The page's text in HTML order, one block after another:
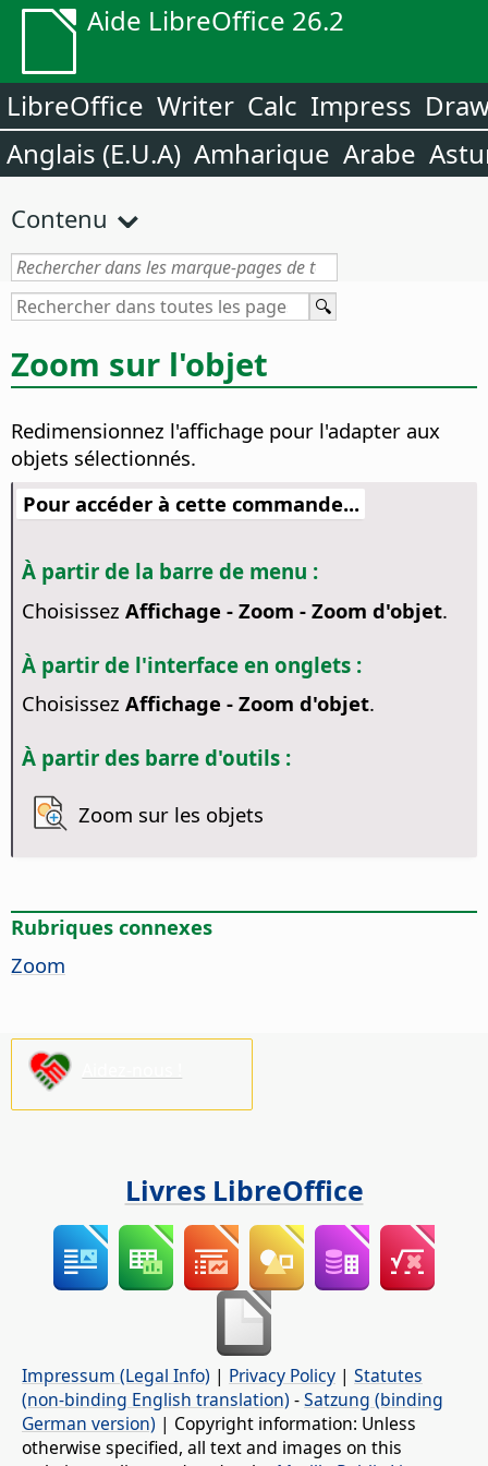
Aide LibreOffice 26.2
LibreOffice Writer Calc Impress
Anglais (E.U.A) Amharique Arabe
Contenu
Zoom sur l'objet
Redimensionnez l'affichage pour l'adapter aux
objets sélectionnés.
Pour accéder à cette commande...
À partir de la barre de menu :
Choisissez Affichage - Zoom - Zoom d'objet.
À partir de l'interface en onglets :
Choisissez Affichage - Zoom d'objet.
À partir des barre d'outils :
Zoom sur les objets
Rubriques connexes
Zoom
Livres LibreOffice
Impressum (Legal Info) | Privacy Policy | Statutes
(non-binding English translation) -Satzung (binding
German version) | Copyright information: Unless
otherwise specified, all text and images on this